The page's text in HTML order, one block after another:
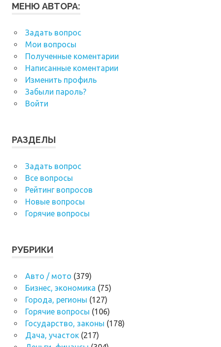
МЕНЮ АВТОРА:
Задать вопрос
Мои вопросы
Полученные коментарии
Написанные коментарии
Изменить профиль
Забыли пароль?
Войти
РАЗДЕЛЫ
Задать вопрос
Все вопросы
Рейтинг вопросов
Новые вопросы
Горячие вопросы
РУБРИКИ
Авто / мото (379)
Бизнес, экономика (75)
Города, регионы (127)
Горячие вопросы (106)
Государство, законы (178)
Дача, участок(217)